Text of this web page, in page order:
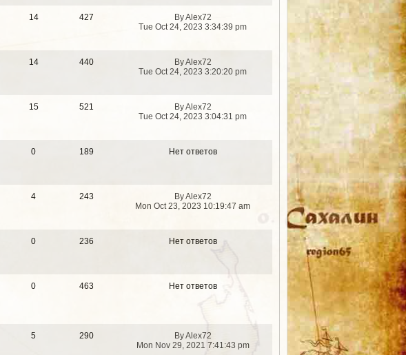
14 427
By Alex72
Tue Oct 24, 2023 3:34:39 pm
14 440
By Alex72
Tue Oct 24, 2023 3:20:20 pm
15 521
By Alex72
Tue Oct 24, 2023 3:04:31 pm
0 189 Нет ответов
4 243
By Alex72
Mon Oct 23, 2023 10:19:47 am
0 236 Нет ответов
0 463 Нет ответов
5 290
By Alex72
Mon Nov 29, 2021 7:41:43 pm